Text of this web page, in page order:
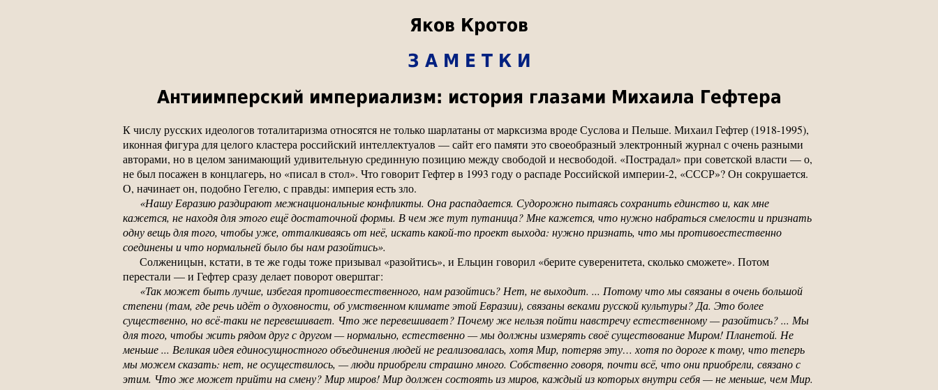
Яков Кротов
З А М Е Т К И
Антиимперский империализм: история глазами Михаила Гефтера
К числу русских идеологов тоталитаризма относятся не только шарлатаны от марксизма вроде Суслова и Пельше. Михаил Гефтер (1918-1995),
иконная фигура для целого кластера российский интеллектуалов — сайт его памяти это своеобразный электронный журнал с очень разными
авторами, но в целом занимающий удивительную срединную позицию между свободой и несвободой. «Пострадал» при советской власти — о,
не был посажен в концлагерь, но «писал в стол». Что говорит Гефтер в 1993 году о распаде Российской империи-2, «СССР»? Он сокрушается.
О, начинает он, подобно Гегелю, с правды: империя есть зло.
«Нашу Евразию раздирают межнациональные конфликты. Она распадается. Судорожно пытаясь сохранить единство и, как мне
кажется, не находя для этого ещё достаточной формы. В чем же тут путаница? Мне кажется, что нужно набраться смелости и признать
одну вещь для того, чтобы уже, отталкиваясь от неё, искать какой-то проект выхода: нужно признать, что мы противоестественно
соединены и что нормальней было бы нам разойтись».
Солженицын, кстати, в те же годы тоже призывал «разойтись», и Ельцин говорил «берите суверенитета, сколько сможете». Потом
перестали — и Гефтер сразу делает поворот оверштаг:
«Так может быть лучше, избегая противоестественного, нам разойтись? Нет, не выходит. ... Потому что мы связаны в очень большой
степени (там, где речь идёт о духовности, об умственном климате этой Евразии), связаны веками русской культуры? Да. Это более
существенно, но всё-таки не перевешивает. Что же перевешивает? Почему же нельзя пойти навстречу естественному — разойтись? ... Мы
для того, чтобы жить рядом друг с другом — нормально, естественно — мы должны измерять своё существование Миром! Планетой. Не
меньше ... Великая идея единосущностного объединения людей не реализовалась, хотя Мир, потеряв эту… хотя по дороге к тому, что теперь
мы можем сказать: нет, не осуществилось, — люди приобрели страшно много. Собственно говоря, почти всё, что они приобрели, связано с
этим. Что же может прийти на смену? Мир миров! Мир должен состоять из миров, каждый из которых внутри себя — не меньше, чем Мир.